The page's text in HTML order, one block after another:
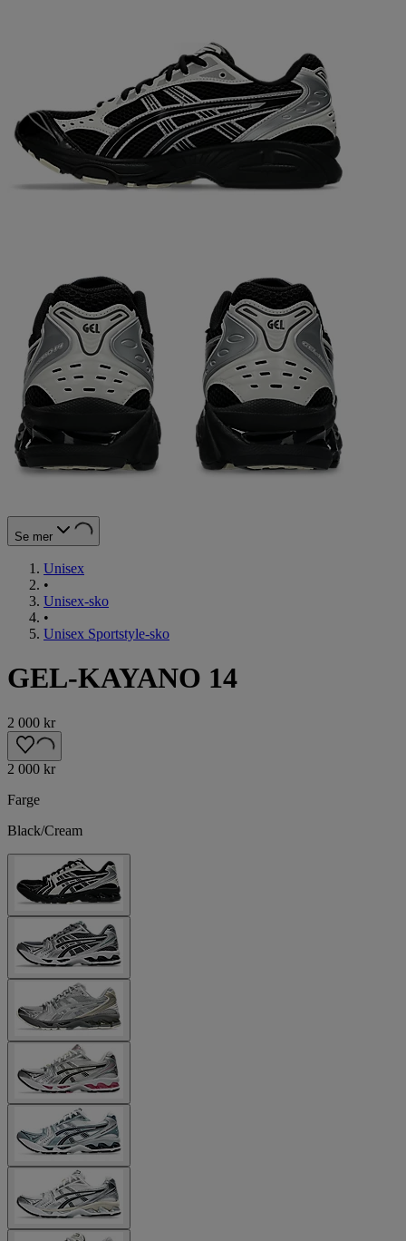
Se mer
Unisex
•
Unisex-sko
•
Unisex Sportstyle-sko
GEL-KAYANO 14
2 000 kr
2 000 kr
Farge
Black/Cream